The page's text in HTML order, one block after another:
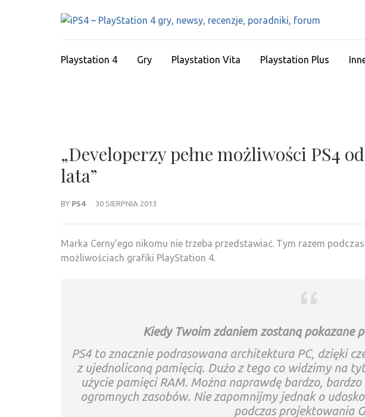
Playstation 4 Gry Playstation Vita Playstation Plus
„Developerzy pełne możliwości PS4
lata”
BY PS4 30 SIERPNIA 2013
Marka Cerny’ego nikomu nie trzeba przedstawiać. Tym razem
możliwościach grafiki PlayStation 4.
Kiedy Twoim zdaniem zostaną pokazane
PS4 to znacznie podrasowana architektura PC, dzięki
z ujednoliconą pamięcią. Dużo z tego co widzimy na
użycie pamięci RAM. Można naprawdę bardzo,
ogromnych zasobów. Nie zapomnijmy jednak o
podczas projektowania